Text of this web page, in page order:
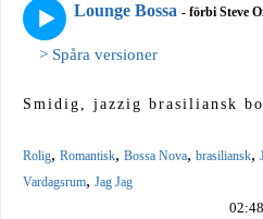
Lounge Bossa - förbi Steve
> Spåra versioner
Smidig, jazzig brasiliansk
Rolig, Romantisk, Bossa Nova, brasiliansk,
Vardagsrum, Jag Jag
02:48